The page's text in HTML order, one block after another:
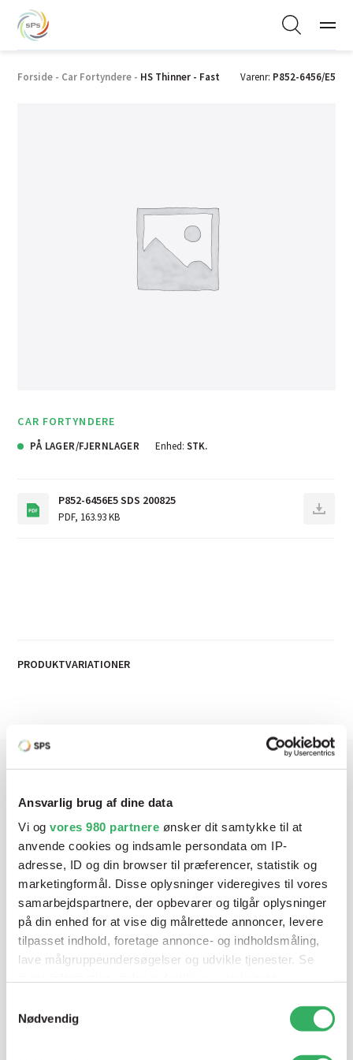
Ansvarlig brug af dine data
Vi og vores 980 partnere ønsker dit samtykke til at
anvende cookies og indsamle persondata om IP-
adresse, ID og din browser til præferencer, statistik og
marketingformål. Disse oplysninger videregives til vores
samarbejdspartnere, der opbevarer og tilgår oplysninger
på din enhed for at vise dig målrettede annoncer, levere
tilpasset indhold, foretage annonce- og indholdsmåling,
lave målgruppeundersøgelser og udvikle tjenester. Se
tilbage eller ændre indstillinger fra vores
"Cookiedeklaration", eller ved at trykke på "Privacy
Nødvendig
Forside - Car Fortyndere - HS Thinner - Fast Varenr: P852-6456/E5
CAR FORTYNDERE
PÅ LAGER/FJERNLAGER Enhed: STK.
P852-6456E5 SDS 200825
PDF, 163.93 KB
PRODUKTVARIATIONER
Har du brug for hjælp? Vi sidder
klar ved telefonen
Vi tilbyder et bredt sortiment af produkter til
autolakering. Lige meget om du skal bruge en enkelt farve,
en sprøjtepistol eller om du har behov for en
blandeanlægsløsning, kan vi hjælpe dig.
07:00-13:45